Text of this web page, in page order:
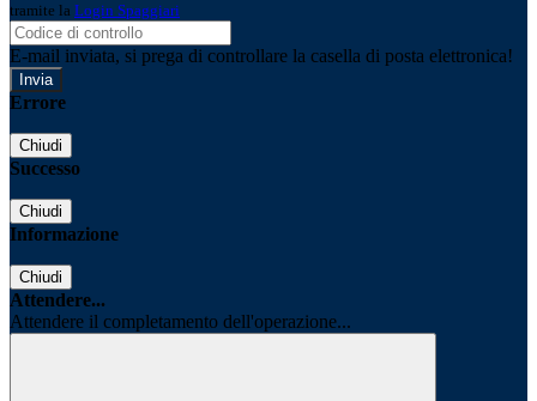
tramite la Login Spaggiari
E-mail inviata, si prega di controllare la casella di posta elettronica!
Errore
Chiudi
Successo
Chiudi
Informazione
Chiudi
Attendere...
Attendere il completamento dell'operazione...